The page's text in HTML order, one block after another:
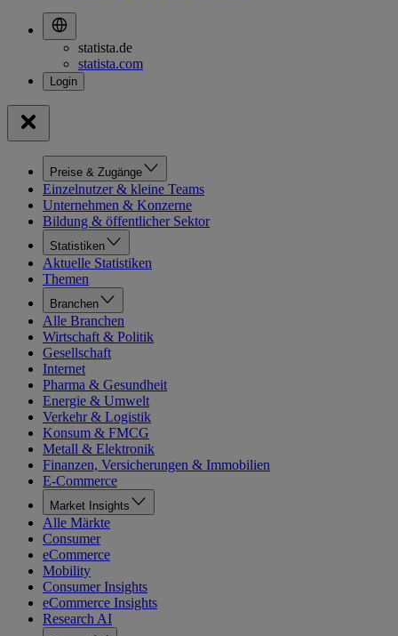
statista.de
statista.com
Preise & Zugänge
Einzelnutzer & kleine Teams
Unternehmen & Konzerne
Bildung & öffentlicher Sektor
Statistiken
Aktuelle Statistiken
Themen
Branchen
Alle Branchen
Wirtschaft & Politik
Gesellschaft
Internet
Pharma & Gesundheit
Energie & Umwelt
Verkehr & Logistik
Konsum & FMCG
Metall & Elektronik
Finanzen, Versicherungen & Immobilien
E-Commerce
Market Insights
Alle Märkte
Consumer
eCommerce
Mobility
Consumer Insights
eCommerce Insights
Research AI